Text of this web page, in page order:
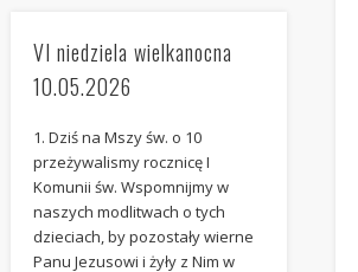
VI niedziela wielkanocna
10.05.2026
1. Dziś na Mszy św. o 10
przeżywalismy rocznicę I
Komunii św. Wspomnijmy w
naszych modlitwach o tych
dzieciach, by pozostały wierne
Panu Jezusowi i żyły z Nim w